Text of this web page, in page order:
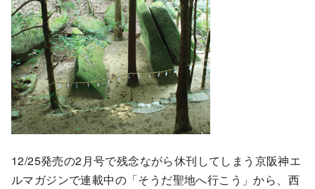
12/25発売の2月号で残念ながら休刊してしまう京阪神エ
ルマガジンで連載中の「そうだ聖地へ行こう」から、西